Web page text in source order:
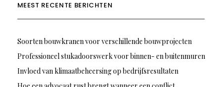
MEEST RECENTE BERICHTEN
Soorten bouwkranen voor verschillende bouwprojecten
Professioneel stukadoorswerk voor binnen- en buitenmuren
Invloed van klimaatbeheersing op bedrijfsresultaten